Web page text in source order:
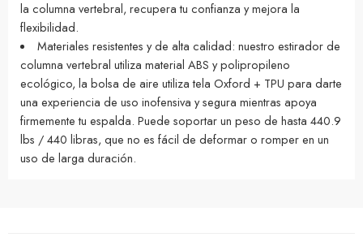
la columna vertebral, recupera tu confianza y mejora la
flexibilidad.
Materiales resistentes y de alta calidad: nuestro estirador de
columna vertebral utiliza material ABS y polipropileno
ecológico, la bolsa de aire utiliza tela Oxford + TPU para darte
una experiencia de uso inofensiva y segura mientras apoya
firmemente tu espalda. Puede soportar un peso de hasta 440.9
lbs / 440 libras, que no es fácil de deformar o romper en un
uso de larga duración.